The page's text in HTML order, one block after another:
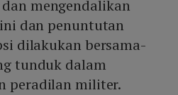
mengendalikan
dan penuntutan
dilakukan bersama-
tunduk dalam
peradilan militer.